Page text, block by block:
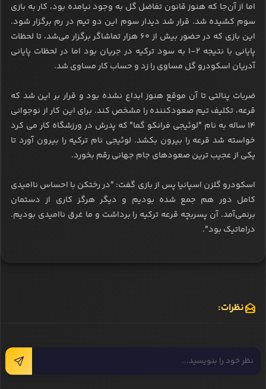
اما از آن‌جا که هنوز قانون تفاضل گل به وجود نیامده بود، کار به بازی
سوم کشیده شد. قرار شد دیدار سوم این دو تیم در رم برگزار شود.
این بازی که در حضور بیش از ۶۰ هزار تماشاگر برگزار می‌شد، تا لحظات
پایانی با نتیجه ۲-۱ به سود ترکیه در جریان بود اما در لحظات پایانی
آدریان اسکودرو گل مساوی را زد و حساب کار مساوی شد.
ضربات پنالتی تا آن موقع هنوز ابداع نشده بود و قرار بر این شد که
قرعه، تکلیف تیم صعودکننده را مشخص کند. برای این کار از نوجوانی
۱۴ ساله به نام "لوئیجی فرانکو گما" که پدرش در ورزشگاه کار می کرد
خواسته شد قرعه را بیرون بکشد. لوئیجی نام ترکیه را بیرون آورد تا
یکی از عجیب ترین صعودهای جام جهانی رقم بخورد.
اسکودرو گلزن اسپانیا پس از بازی گفت: "در رختکن با احساس ناامیدی
کامل دور هم جمع شده بودیم و دیگر هرگز کاری از دستمان
برنمی‌آمد. آن پسربچه قرعه ترکیه را برداشت و ما غرق ناامیدی بودیم.
دراماتیک بود".
نظرات: